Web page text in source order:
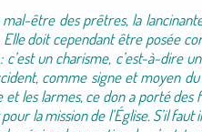
mal-être des prêtres, la
doit cependant être posée
c’est un charisme, c’est-à-dire
comme signe et moyen
et les larmes, ce don a porté
la mission de l’Église. S’il